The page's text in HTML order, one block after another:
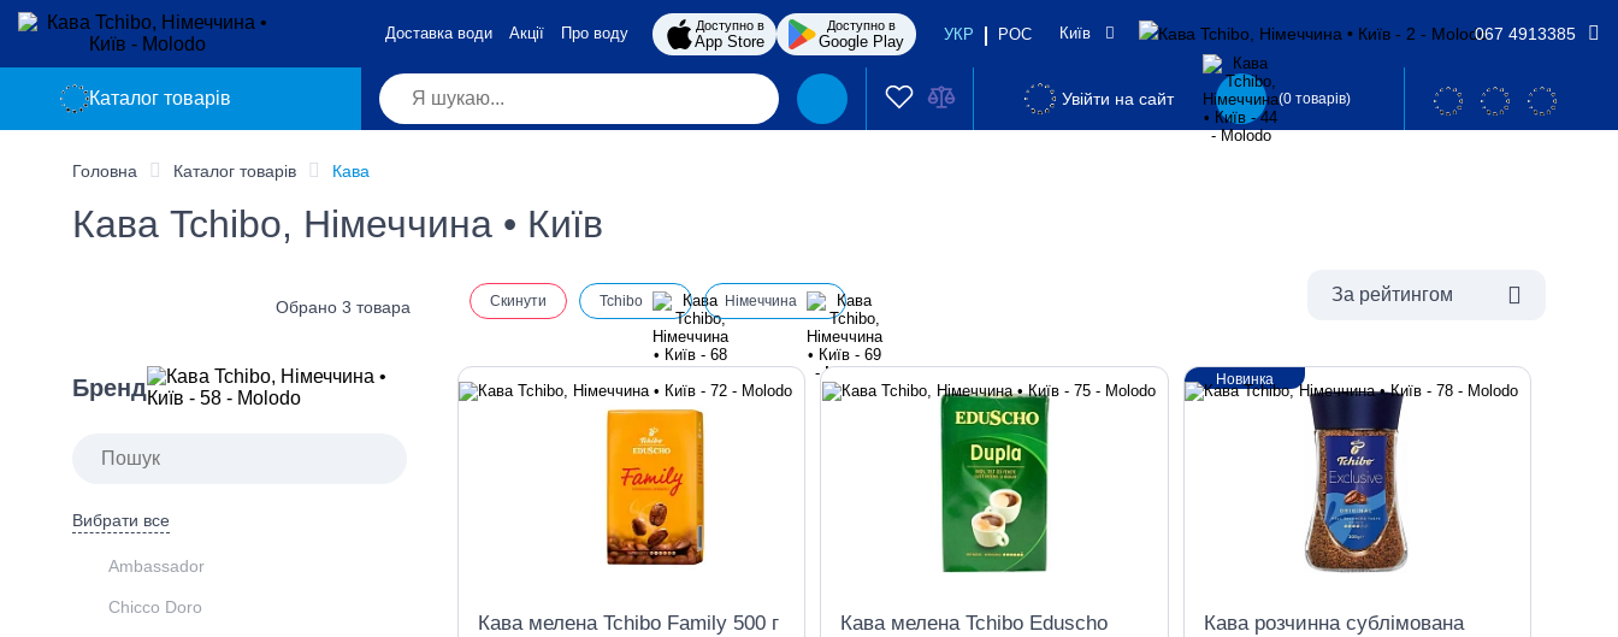
Доставка води Акції Про воду Доступно в
App Store
Доступно в
Google Play УКР РОС Київ 067 4913385
Каталог товарів Увійти на сайт (0 товарів)
Головна Каталог товарів Кава
Кава Tchibo, Німеччина • Київ
Бренд
Вибрати все
Ambassador
Chicco Doro
За рейтингом
Обрано 3 товара Скинути Tchibo Німеччина
Кава мелена Tchibo Family 500 г
Кава мелена Tchibo Eduscho
Кава розчинна сублімована
Новинка